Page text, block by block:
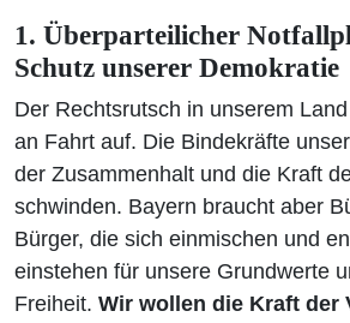
1. Überparteilicher
Schutz unserer Demokratie
Der Rechtsrutsch in unserem
an Fahrt auf. Die Bindekräfte
der Zusammenhalt und die Kraft
schwinden. Bayern braucht aber
Bürger, die sich einmischen und
einstehen für unsere Grundwerte
Freiheit. Wir wollen die Kraft der